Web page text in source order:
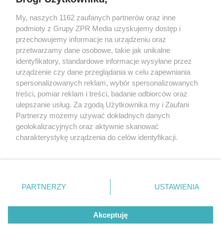
Żaden utwór zamieszczony w serwisie nie może być powielany i
rozpowszechniany lub dalej rozpowszechniany w jakikolwiek sposób (w
tym także elektroniczny lub mechaniczny) na jakimkolwiek polu
eksploatacji w jakiejkolwiek formie, włącznie z umieszczaniem w
Internecie bez pisemnej zgody właściciela praw. Jakiekolwiek użycie lub
wykorzystanie utworów w całości lub w części z naruszeniem prawa,
tzn. bez właściwej zgody, jest zabronione pod groźbą kary i może być
ścigane prawnie.
© 2026 Grupa ZPR Media
My, naszych 1162 zaufanych partnerów oraz inne
podmioty z Grupy ZPR Media uzyskujemy dostęp i
przechowujemy informacje na urządzeniu oraz
przetwarzamy dane osobowe, takie jak unikalne
identyfikatory, standardowe informacje wysyłane przez
urządzenie czy dane przeglądania w celu zapewniania
spersonalizowanych reklam, wybór spersonalizowanych
treści, pomiar reklam i treści, badanie odbiorców oraz
ulepszanie usług. Za zgodą Użytkownika my i Zaufani
Partnerzy możemy używać dokładnych danych
geolokalizacyjnych oraz aktywnie skanować
charakterystykę urządzenia do celów identyfikacji.
zmienić/wycofać klikając przycisk ustawień prywatności
znajdujący się w lewym dolnym rogu strony
rodzaje przetwarzania danych nie wymagają zgody
użytkownika, ale masz prawo sprzeciwić się takiemu
przetwarzaniu. Preferencje będą miały zastosowanie tylko
PARTNERZY USTAWIENIA
Akceptuję